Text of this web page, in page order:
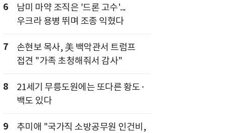
6
남미 마약 조직은 '드론 고수'...
우크라 용병 뛰며 조종 익혔다
7
손현보 목사, 美 백악관서 트럼프
접견 "가족 초청해줘서 감사"
8
21세기 무릉도원에는 또다른 황도·
백도 있다
9
추미애 "국가직 소방공무원 인건비,